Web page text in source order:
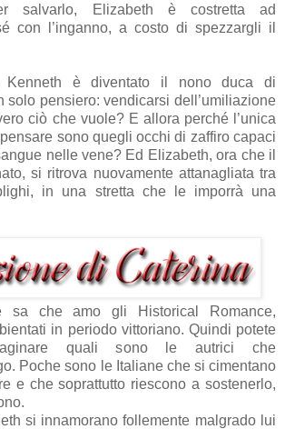
salvarlo, Elizabeth è costretta ad
con l’inganno, a costo di spezzargli il
Kenneth è diventato il nono duca di
solo pensiero: vendicarsi dell’umiliazione
ciò che vuole? E allora perché l’unica
sono quegli occhi di zaffiro capaci
nelle vene? Ed Elizabeth, ora che il
si ritrova nuovamente attanagliata tra
in una stretta che le imporrà una
sa che amo gli Historical Romance,
in periodo vittoriano. Quindi potete
quali sono le autrici che
Poche sono le Italiane che si cimentano
e che soprattutto riescono a sostenerlo,
si innamorano follemente malgrado lui